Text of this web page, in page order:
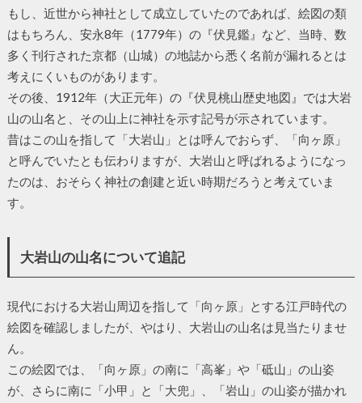
もし、近世から神社として成立していたのであれば、絵図の類
はもちろん、安永8年（1779年）の『伏見鑑』など、当時、数
多く刊行された京都（山城）の地誌から悉く名前が漏れるとは
考えにくいものがあります。
その後、1912年（大正元年）の『伏見桃山歴史地図』では大岩
山の山名と、その山上に神社を示す記号が示されています。
昔はこの山を指して「大岩山」とは呼んでおらず、「向ヶ原」
と呼んでいたとも伝わりますが、大岩山と呼ばれるようになっ
たのは、おそらく神社の創建と近い時期だろうと考えていま
す。
大岩山の山名について追記
現代における大岩山周辺を指して「向ヶ原」とする江戸時代の
絵図を確認しましたが、やはり、大岩山の山名は見当たりませ
ん。
この絵図では、「向ヶ原」の南に「高峯」や「砥山」の山姿
が、さらに南に「小甲」と「大兜」、「岩山」の山姿が描かれ